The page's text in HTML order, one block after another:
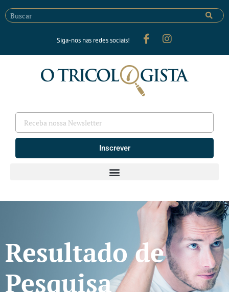
Siga-nos nas redes sociais!
Inscrever
Resultado de
Pesquisa